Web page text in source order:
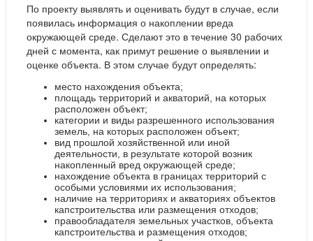
По проекту выявлять и оценивать будут в случае, если
появилась информация о накоплении вреда
окружающей среде. Сделают это в течение 30 рабочих
дней с момента, как примут решение о выявлении и
оценке объекта. В этом случае будут определять:
место нахождения объекта;
площадь территорий и акваторий, на которых
расположен объект;
категории и виды разрешенного использования
земель, на которых расположен объект;
вид прошлой хозяйственной или иной
деятельности, в результате которой возник
накопленный вред окружающей среде;
нахождение объекта в границах территорий с
особыми условиями их использования;
наличие на территориях и акваториях объектов
капстроительства или размещения отходов;
правообладателя земельных участков, объекта
капстроительства и размещения отходов;